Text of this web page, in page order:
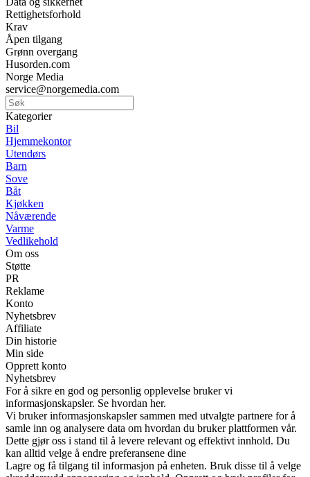
Rettighetsforhold
Krav
Åpen tilgang
Grønn overgang
Husorden.com
Norge Media
service@norgemedia.com
Kategorier
Bil
Hjemmekontor
Utendørs
Barn
Sove
Båt
Kjøkken
Nåværende
Varme
Vedlikehold
Om oss
Støtte
PR
Reklame
Konto
Nyhetsbrev
Affiliate
Din historie
Min side
Opprett konto
Nyhetsbrev
For å sikre en god og personlig opplevelse bruker vi
informasjonskapsler. Se hvordan her.
Vi bruker informasjonskapsler sammen med utvalgte partnere for å
samle inn og analysere data om hvordan du bruker plattformen vår.
Dette gjør oss i stand til å levere relevant og effektivt innhold. Du
kan alltid velge å endre preferansene dine
Lagre og få tilgang til informasjon på enheten. Bruk disse til å velge